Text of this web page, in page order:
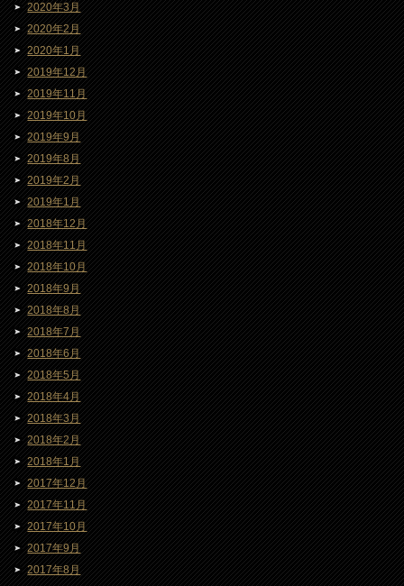
2020年3月
2020年2月
2020年1月
2019年12月
2019年11月
2019年10月
2019年9月
2019年8月
2019年2月
2019年1月
2018年12月
2018年11月
2018年10月
2018年9月
2018年8月
2018年7月
2018年6月
2018年5月
2018年4月
2018年3月
2018年2月
2018年1月
2017年12月
2017年11月
2017年10月
2017年9月
2017年8月